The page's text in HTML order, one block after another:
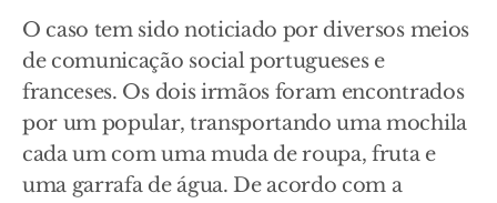
O caso tem sido noticiado por diversos meios
de comunicação social portugueses e
franceses. Os dois irmãos foram encontrados
por um popular, transportando uma mochila
cada um com uma muda de roupa, fruta e
uma garrafa de água. De acordo com a